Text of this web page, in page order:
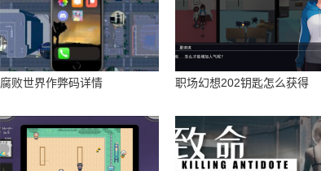
腐败世界作弊码详情 职场幻想202钥匙怎么获得